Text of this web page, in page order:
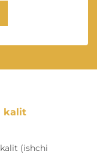
kalit
(ishchi